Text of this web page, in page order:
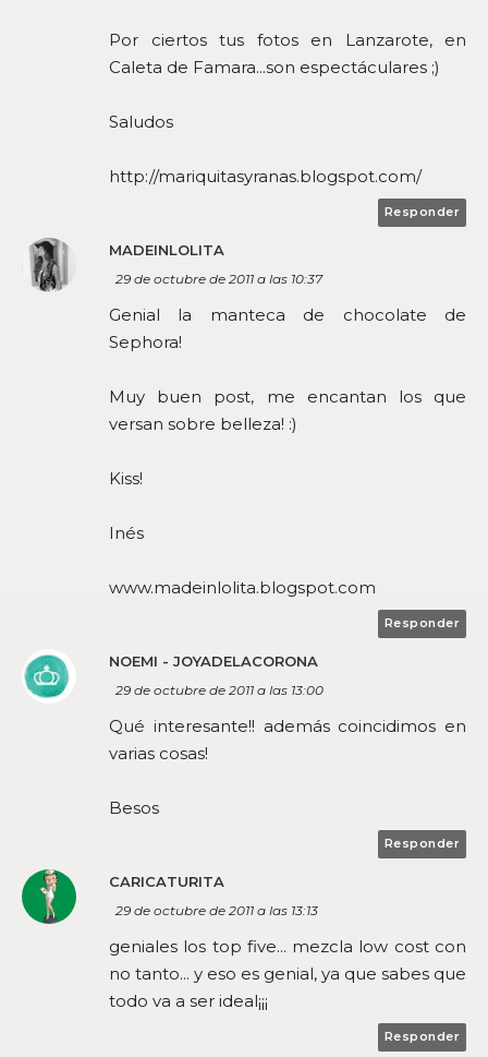
Por ciertos tus fotos en Lanzarote, en
Caleta de Famara...son espectáculares ;)
Saludos
http://mariquitasyranas.blogspot.com/
Responder
MADEINLOLITA
29 de octubre de 2011 a las 10:37
Genial la manteca de chocolate de
Sephora!
Muy buen post, me encantan los que
versan sobre belleza! :)
Kiss!
Inés
www.madeinlolita.blogspot.com
Responder
NOEMI - JOYADELACORONA
29 de octubre de 2011 a las 13:00
Qué interesante!! además coincidimos en
varias cosas!
Besos
Responder
CARICATURITA
29 de octubre de 2011 a las 13:13
geniales los top five... mezcla low cost con
no tanto... y eso es genial, ya que sabes que
todo va a ser ideal¡¡¡
Responder